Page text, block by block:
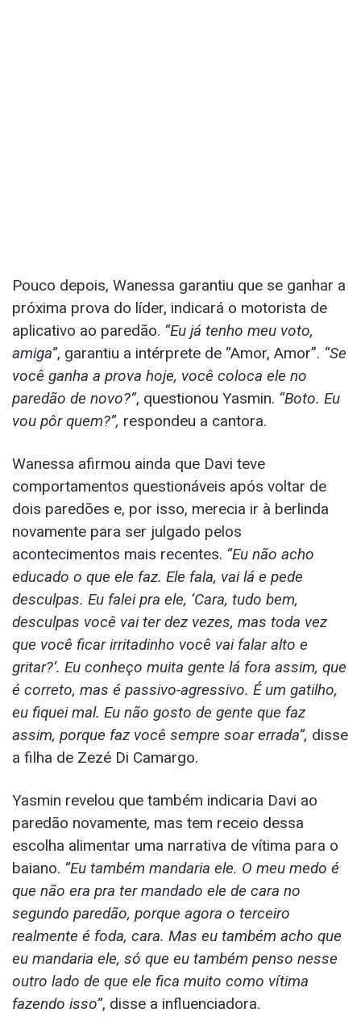
Pouco depois, Wanessa garantiu que se ganhar a
próxima prova do líder, indicará o motorista de
aplicativo ao paredão. “Eu já tenho meu voto,
amiga”, garantiu a intérprete de “Amor, Amor”. “Se
você ganha a prova hoje, você coloca ele no
paredão de novo?”, questionou Yasmin. “Boto. Eu
vou pôr quem?”, respondeu a cantora.
Wanessa afirmou ainda que Davi teve
comportamentos questionáveis após voltar de
dois paredões e, por isso, merecia ir à berlinda
novamente para ser julgado pelos
acontecimentos mais recentes. “Eu não acho
educado o que ele faz. Ele fala, vai lá e pede
desculpas. Eu falei pra ele, ‘Cara, tudo bem,
desculpas você vai ter dez vezes, mas toda vez
que você ficar irritadinho você vai falar alto e
gritar?’. Eu conheço muita gente lá fora assim, que
é correto, mas é passivo-agressivo. É um gatilho,
eu fiquei mal. Eu não gosto de gente que faz
assim, porque faz você sempre soar errada”, disse
a filha de Zezé Di Camargo.
Yasmin revelou que também indicaria Davi ao
paredão novamente, mas tem receio dessa
escolha alimentar uma narrativa de vítima para o
baiano. “Eu também mandaria ele. O meu medo é
que não era pra ter mandado ele de cara no
segundo paredão, porque agora o terceiro
realmente é foda, cara. Mas eu também acho que
eu mandaria ele, só que eu também penso nesse
outro lado de que ele fica muito como vítima
fazendo isso”, disse a influenciadora.